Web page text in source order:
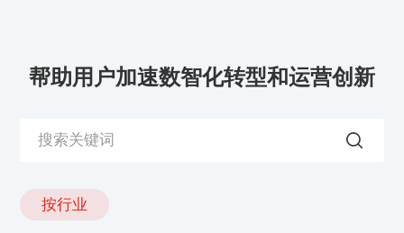
帮助用户加速数智化转型和运营创新
按行业